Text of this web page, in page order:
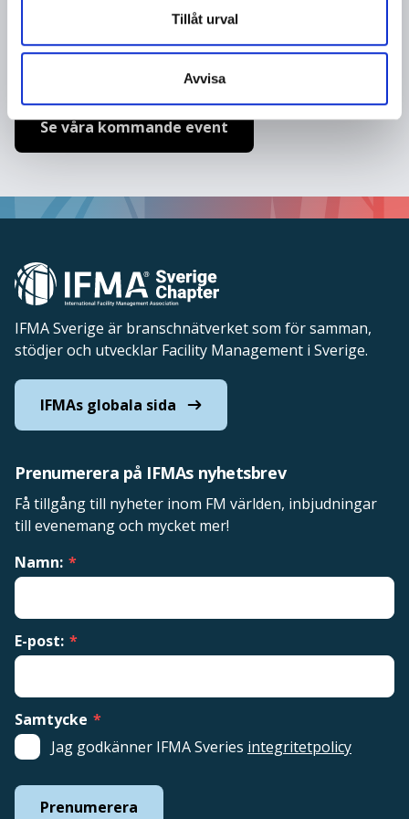
Tillåt urval
Avvisa
Det här eventet är stängt eller fullsatt.
Maila info@ifma.se om du vill sätta upp dig på
Se våra kommande event
IFMA Sverige är branschnätverket som för samman,
stödjer och utvecklar Facility Management i Sverige.
IFMAs globala sida
Prenumerera på IFMAs nyhetsbrev
Få tillgång till nyheter inom FM världen, inbjudningar
till evenemang och mycket mer!
Namn: *
E-post: *
Samtycke *
Jag godkänner IFMA Sveries integritetpolicy
Prenumerera